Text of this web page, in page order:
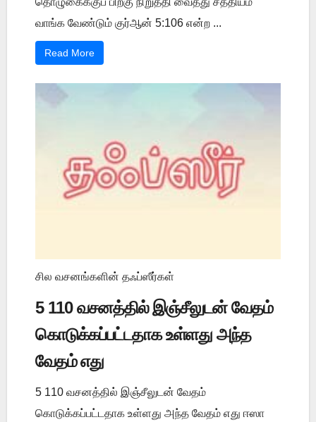
வாங்க வேண்டும் குர்ஆன் 5:106 என்ற ...
Read More
சில வசனங்களின் தஃப்ஸீர்கள்
5 110 வசனத்தில் இஞ்சீலுடன் வேதம்
கொடுக்கப்பட்டதாக உள்ளது அந்த
வேதம் எது
5 110 வசனத்தில் இஞ்சீலுடன் வேதம்
கொடுக்கப்பட்டதாக உள்ளது அந்த வேதம் எது ஈஸா